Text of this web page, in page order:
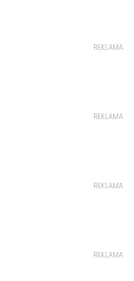
REKLAMA
REKLAMA
REKLAMA
REKLAMA